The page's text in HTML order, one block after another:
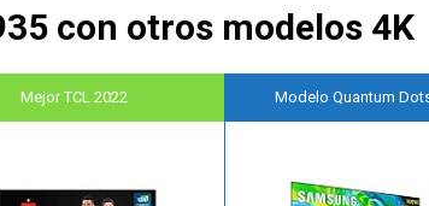
con otros modelos 4K
Mejor TCL 2022 Modelo Quantum